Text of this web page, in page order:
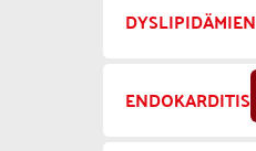
DYSLIPIDÄMIEN
ENDOKARDITIS